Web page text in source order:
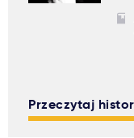
Przeczytaj